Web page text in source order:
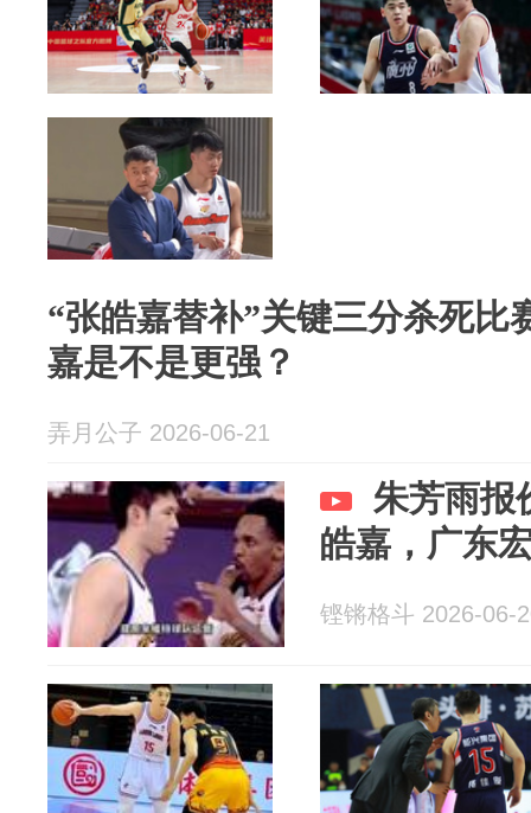
“张皓嘉替补”关键三分杀死比
嘉是不是更强？
弄月公子 2026-06-21
朱芳雨报
皓嘉，广东
铿锵格斗 2026-06-